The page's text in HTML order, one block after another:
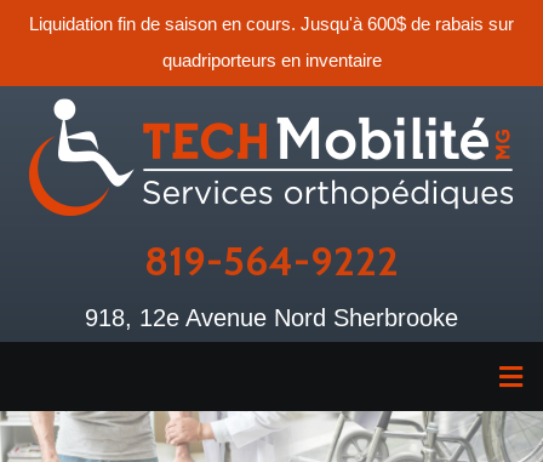
Liquidation fin de saison en cours. Jusqu'à 600$ de rabais sur
quadriporteurs en inventaire
819-564-9222
918, 12e Avenue Nord Sherbrooke